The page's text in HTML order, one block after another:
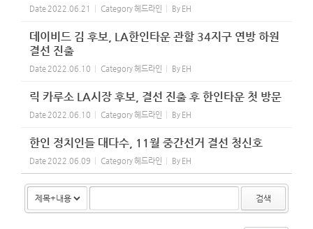
Date 2022.06.21 Category헤드라인 By EH
데이비드 김 후보, LA한인타운 관할 34지구 연방 하원
결선 진출
Date 2022.06.10 Category헤드라인 By EH
릭 카루소 LA시장 후보, 결선 진출 후 한인타운 첫 방문
Date 2022.06.10 Category헤드라인 By EH
한인 정치인들 대다수, 11월 중간선거 결선 청신호
Date 2022.06.09 Category헤드라인 By EH
검색